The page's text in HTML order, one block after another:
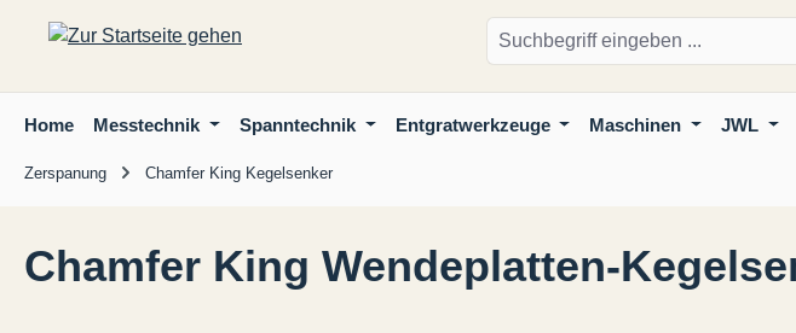
Hauptinhalt springen
Zur Suche springen
Zur Hauptnavigation springen
Home Messtechnik Spanntechnik Entgratwerkzeuge Maschinen JWL
Zerspanung Chamfer King Kegelsenker
Chamfer King Wendeplatten-